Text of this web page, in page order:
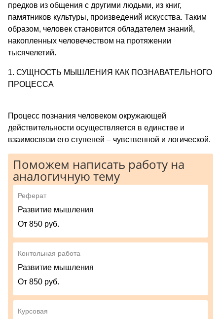
предков из общения с другими людьми, из книг,
памятников культуры, произведений искусства. Таким
образом, человек становится обладателем знаний,
накопленных человечеством на протяжении
тысячелетий.
1. СУЩНОСТЬ МЫШЛЕНИЯ КАК ПОЗНАВАТЕЛЬНОГО
ПРОЦЕССА
Процесс познания человеком окружающей
действительности осуществляется в единстве и
взаимосвязи его ступеней – чувственной и логической.
Поможем написать работу на
аналогичную тему
Реферат
Развитие мышления
От 850 руб.
Контольная работа
Развитие мышления
От 850 руб.
Курсовая